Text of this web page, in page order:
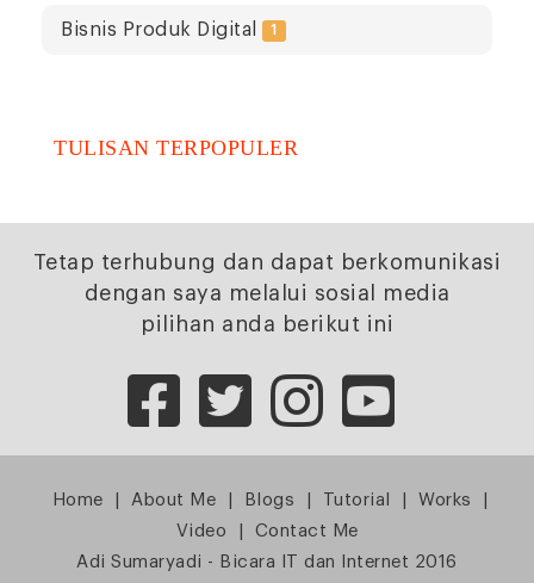
Bisnis Produk Digital 1
TULISAN TERPOPULER
Tetap terhubung dan dapat berkomunikasi
dengan saya melalui sosial media
pilihan anda berikut ini
Home About Me Blogs Tutorial Works
Video
Contact Me
Adi Sumaryadi - Bicara IT dan Internet 2016